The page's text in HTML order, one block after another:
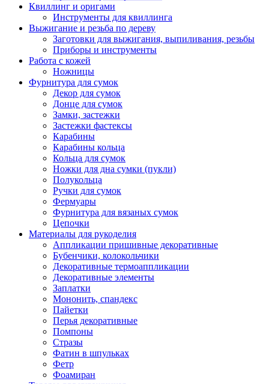
Квиллинг и оригами
Инструменты для квиллинга
Выжигание и резьба по дереву
Заготовки для выжигания, выпиливания, резьбы
Приборы и инструменты
Работа с кожей
Ножницы
Фурнитура для сумок
Декор для сумок
Донце для сумок
Замки, застежки
Застежки фастексы
Карабины
Карабины кольца
Кольца для сумок
Ножки для дна сумки (пукли)
Полукольца
Ручки для сумок
Фермуары
Фурнитура для вязаных сумок
Цепочки
Материалы для рукоделия
Аппликации пришивные декоративные
Бубенчики, колокольчики
Декоративные термоаппликации
Декоративные элементы
Заплатки
Мононить, спандекс
Пайетки
Перья декоративные
Помпоны
Стразы
Фатин в шпульках
Фетр
Фоамиран